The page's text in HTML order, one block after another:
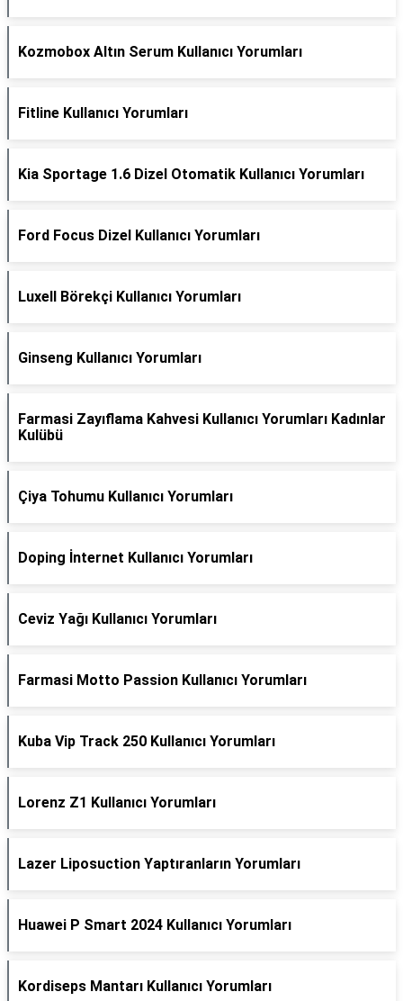
Kozmobox Altın Serum Kullanıcı Yorumları
Fitline Kullanıcı Yorumları
Kia Sportage 1.6 Dizel Otomatik Kullanıcı Yorumları
Ford Focus Dizel Kullanıcı Yorumları
Luxell Börekçi Kullanıcı Yorumları
Ginseng Kullanıcı Yorumları
Farmasi Zayıflama Kahvesi Kullanıcı Yorumları Kadınlar
Kulübü
Çiya Tohumu Kullanıcı Yorumları
Doping İnternet Kullanıcı Yorumları
Ceviz Yağı Kullanıcı Yorumları
Farmasi Motto Passion Kullanıcı Yorumları
Kuba Vip Track 250 Kullanıcı Yorumları
Lorenz Z1 Kullanıcı Yorumları
Lazer Liposuction Yaptıranların Yorumları
Huawei P Smart 2024 Kullanıcı Yorumları
Kordiseps Mantarı Kullanıcı Yorumları